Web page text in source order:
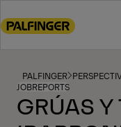
to
footer
PALFINGER
JOBREPORTS
GRÚAS